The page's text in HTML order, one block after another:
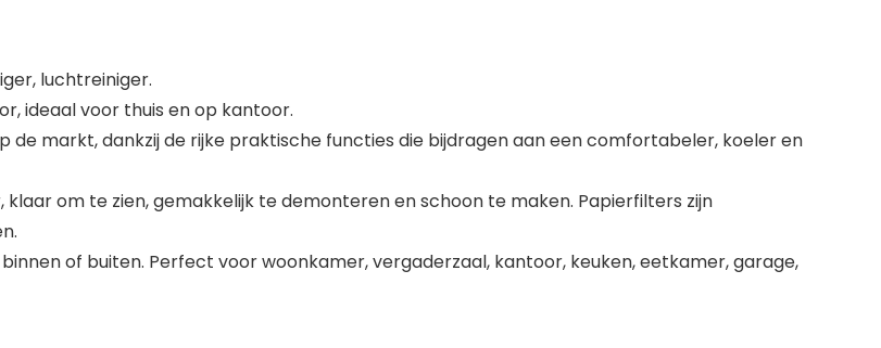
luchtreiniger.
ideaal voor thuis en op kantoor.
markt, dankzij de rijke praktische functies die bijdragen aan een comfortabeler, koeler en
om te zien, gemakkelijk te demonteren en schoon te maken. Papierfilters zijn
of buiten. Perfect voor woonkamer, vergaderzaal, kantoor, keuken, eetkamer, garage,